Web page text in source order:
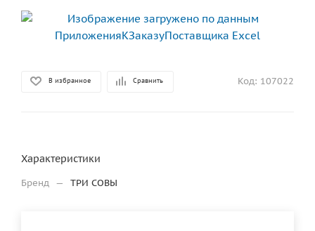
В избранное Сравнить Код: 107022
Характеристики
Бренд — ТРИ СОВЫ